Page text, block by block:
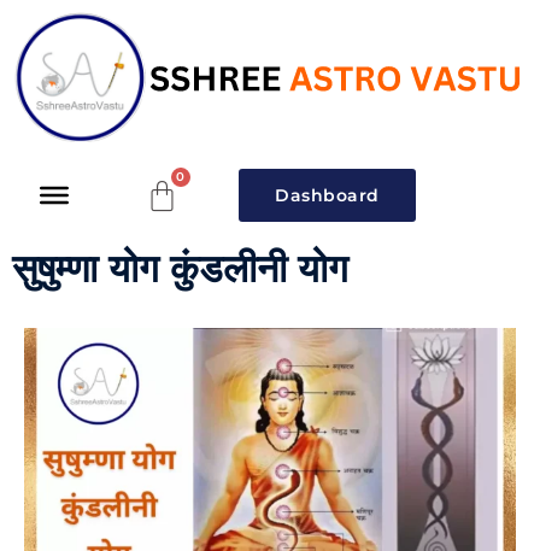
Dashboard
सुषुम्णा योग कुंडलीनी योग